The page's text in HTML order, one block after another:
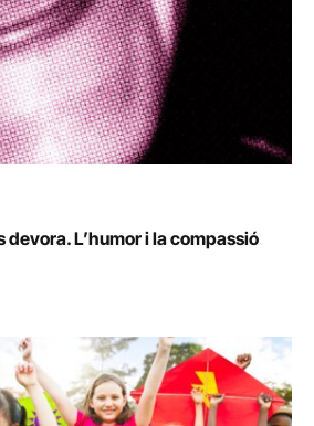
devora. L’humor i la compassió